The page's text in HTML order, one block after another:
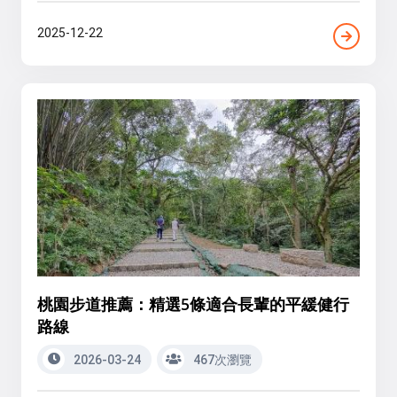
2025-12-22
桃園步道推薦：精選5條適合長輩的平緩健行
路線
2026-03-24 467次瀏覽